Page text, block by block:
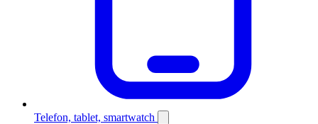
Telefon, tablet, smartwatch